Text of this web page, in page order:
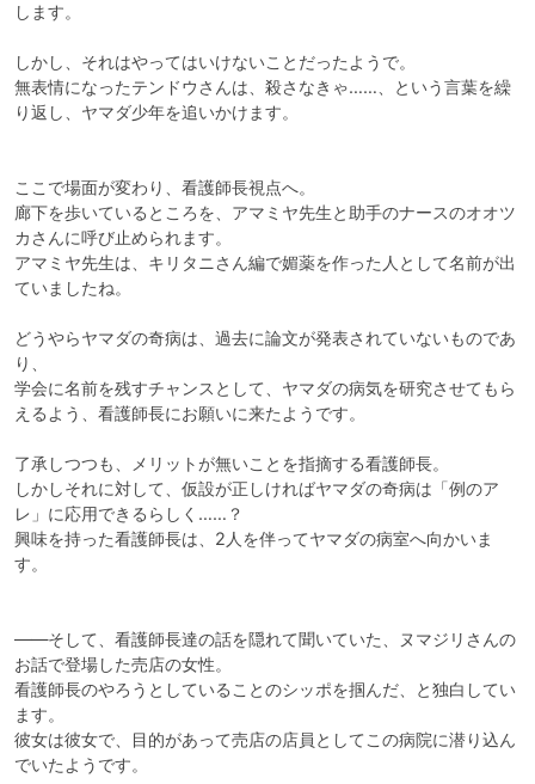
します。
しかし、それはやってはいけないことだったようで。
無表情になったテンドウさんは、殺さなきゃ……、という言葉を繰
り返し、ヤマダ少年を追いかけます。
ここで場面が変わり、看護師長視点へ。
廊下を歩いているところを、アマミヤ先生と助手のナースのオオツ
カさんに呼び止められます。
アマミヤ先生は、キリタニさん編で媚薬を作った人として名前が出
ていましたね。
どうやらヤマダの奇病は、過去に論文が発表されていないものであ
り、
学会に名前を残すチャンスとして、ヤマダの病気を研究させてもら
えるよう、看護師長にお願いに来たようです。
了承しつつも、メリットが無いことを指摘する看護師長。
しかしそれに対して、仮設が正しければヤマダの奇病は「例のア
レ」に応用できるらしく……？
興味を持った看護師長は、2人を伴ってヤマダの病室へ向かいま
す。
――そして、看護師長達の話を隠れて聞いていた、ヌマジリさんの
お話で登場した売店の女性。
看護師長のやろうとしていることのシッポを掴んだ、と独白してい
ます。
彼女は彼女で、目的があって売店の店員としてこの病院に潜り込ん
でいたようです。